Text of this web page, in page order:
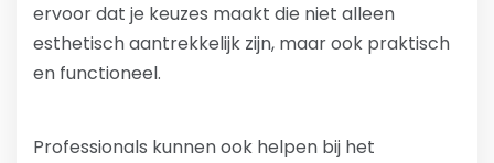
ervoor dat je keuzes maakt die niet alleen
esthetisch aantrekkelijk zijn, maar ook praktisch
en functioneel.
Professionals kunnen ook helpen bij het